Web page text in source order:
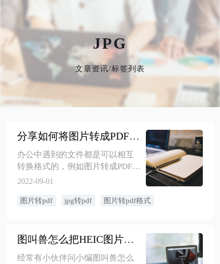
JPG
文章资讯/标签列表
分享如何将图片转成PDF格式的方法
办公中遇到的文件都是可以相互
转换格式的，例如图片转成PDF格
式，下面是相关的操作方法，一
2022-09-01
图片转pdf jpg转pdf 图片转pdf格式
图叫兽怎么把HEIC图片转换成JPG
经常有小伙伴问小编图叫兽怎么